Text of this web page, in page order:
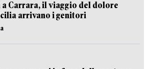
Carrara, il viaggio del dolore
arrivano i genitori